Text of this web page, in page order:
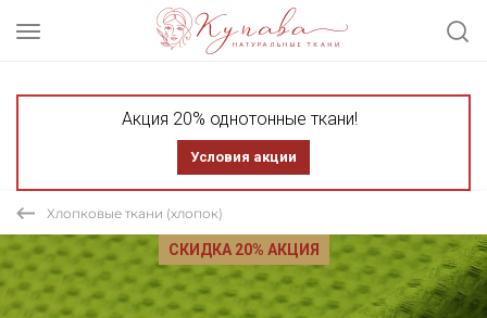
Акция 20% однотонные ткани!
Условия акции
Хлопковые ткани (хлопок)
СКИДКА 20% АКЦИЯ